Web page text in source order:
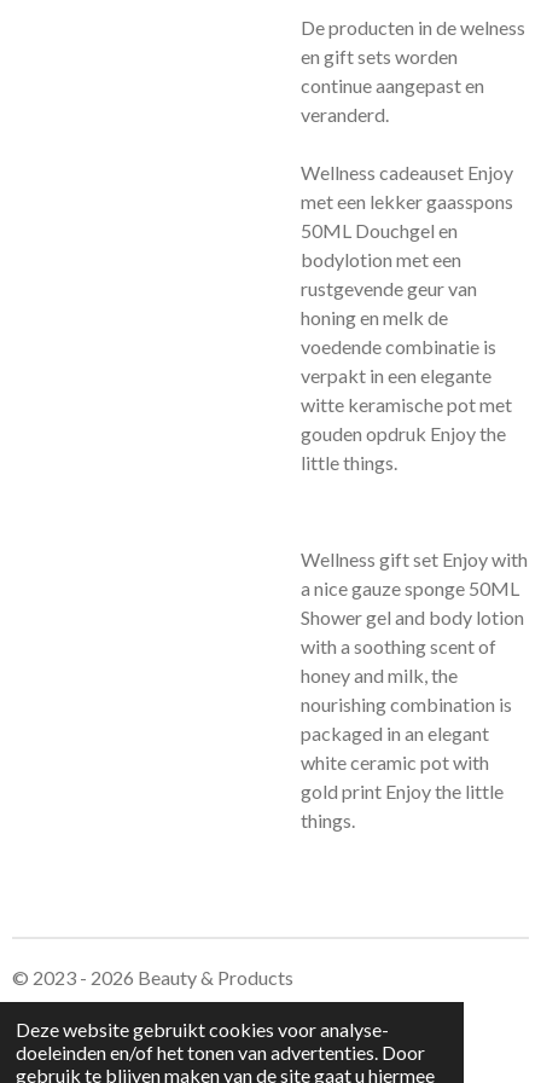
Deze website gebruikt cookies voor analyse-
doeleinden en/of het tonen van advertenties. Door
gebruik te blijven maken van de site gaat u hiermee
De producten in de welness
en gift sets worden
continue aangepast en
veranderd.
Wellness cadeauset Enjoy
met een lekker gaasspons
50ML Douchgel en
bodylotion met een
rustgevende geur van
honing en melk de
voedende combinatie is
verpakt in een elegante
witte keramische pot met
gouden opdruk Enjoy the
little things.
Wellness gift set Enjoy with
a nice gauze sponge 50ML
Shower gel and body lotion
with a soothing scent of
honey and milk, the
nourishing combination is
packaged in an elegant
white ceramic pot with
gold print Enjoy the little
things.
© 2023 - 2026 Beauty & Products
Powered byJouwWeb